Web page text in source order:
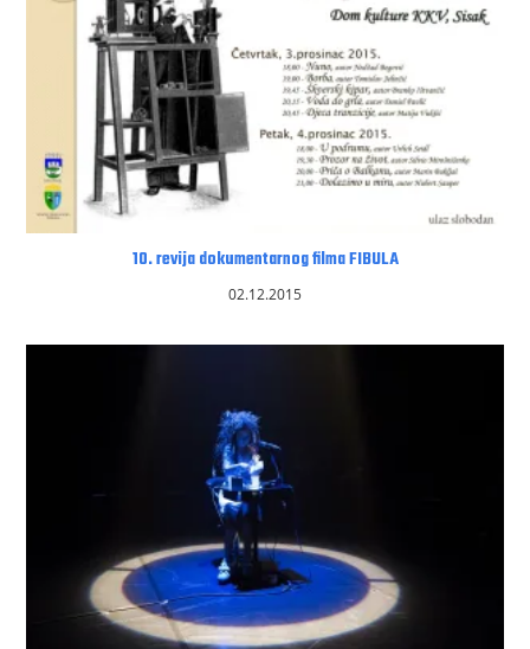
10. revija dokumentarnog filma FIBULA
02.12.2015